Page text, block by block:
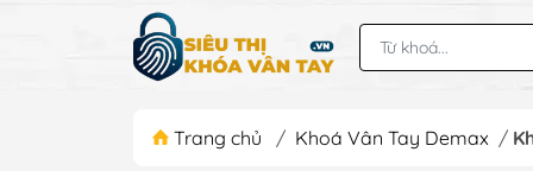
Trang chủ / Khoá Vân Tay Demax /